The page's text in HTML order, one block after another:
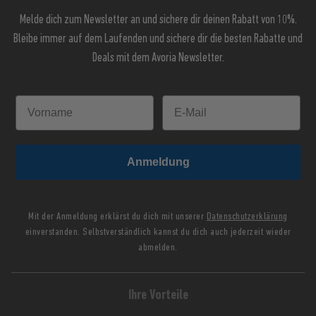
Melde dich zum Newsletter an und sichere dir deinen Rabatt von 10%.
Bleibe immer auf dem Laufenden und sichere dir die besten Rabatte und
Deals mit dem Avoria Newsletter.
Anmeldung
Mit der Anmeldung erklärst du dich mit unserer Datenschutzerklärung
einverstanden. Selbstverständlich kannst du dich auch jederzeit wieder
abmelden.
Ihre Vorteile